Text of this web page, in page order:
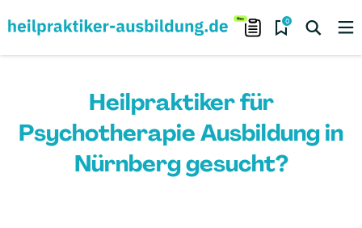
0
Heilpraktiker für
Psychotherapie Ausbildung in
Nürnberg gesucht?